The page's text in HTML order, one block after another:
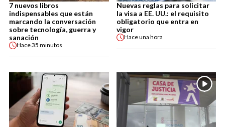
7 nuevos libros
indispensables que están
marcando la conversación
sobre tecnología, guerra y
sanación
Hace35 minutos
Nuevas reglas para solicitar
la visa a EE. UU.: el requisito
obligatorio que entra en
vigor
Haceuna hora